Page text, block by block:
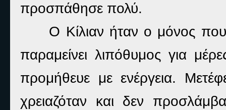
προσπάθησε πολύ.
Ο Κίλιαν ήταν ο μόνος που
παραμείνει λιπόθυμος για
προμήθευε με ενέργεια.
χρειαζόταν και δεν